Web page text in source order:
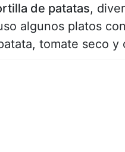
de patatas,
algunos platos
tomate seco y